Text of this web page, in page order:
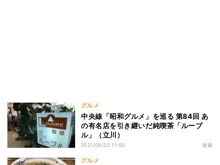
グルメ
中央線「昭和グルメ」を巡る 第84回 あ
の有名店を引き継いだ純喫茶「ルーブ
ル」（立川）
2021/06/22 11:00 連載
グルメ